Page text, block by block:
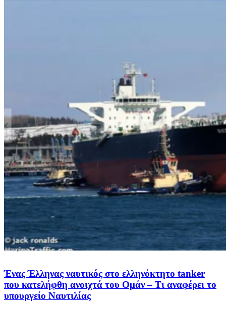
Ένας Έλληνας ναυτικός στο ελληνόκτητο tanker
που κατελήφθη ανοιχτά του Ομάν – Τι αναφέρει το
υπουργείο Ναυτιλίας